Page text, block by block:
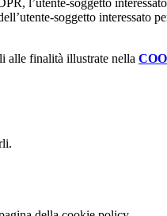
l’utente-soggetto
soggetto interessato
alle finalità illustrate nella